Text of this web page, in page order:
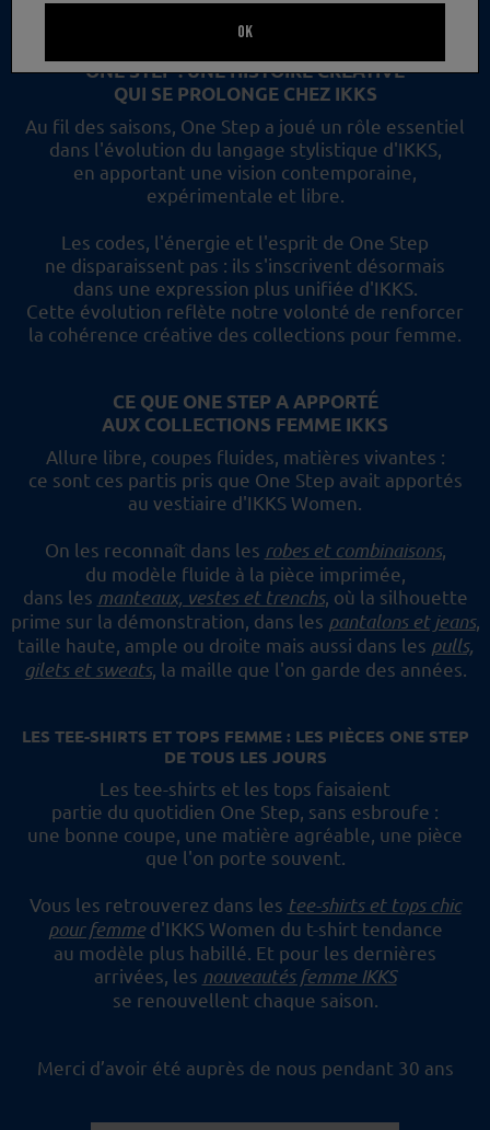
ONE STEP : UNE HISTOIRE CRÉATIVE
QUI SE PROLONGE CHEZ IKKS
Au fil des saisons, One Step a joué un rôle essentiel
dans l'évolution du langage stylistique d'IKKS,
en apportant une vision contemporaine,
expérimentale et libre.
Les codes, l'énergie et l'esprit de One Step
ne disparaissent pas : ils s'inscrivent désormais
dans une expression plus unifiée d'IKKS.
Cette évolution reflète notre volonté de renforcer
la cohérence créative des collections pour femme.
CE QUE ONE STEP A APPORTÉ
AUX COLLECTIONS FEMME IKKS
Allure libre, coupes fluides, matières vivantes :
ce sont ces partis pris que One Step avait apportés
au vestiaire d'IKKS Women.
On les reconnaît dans les robes et combinaisons,
du modèle fluide à la pièce imprimée,
dans les manteaux, vestes et trenchs, où la silhouette
prime sur la démonstration, dans les pantalons et jeans,
taille haute, ample ou droite mais aussi dans les pulls,
gilets et sweats, la maille que l'on garde des années.
LES TEE-SHIRTS ET TOPS FEMME : LES PIÈCES ONE STEP
DE TOUS LES JOURS
Les tee-shirts et les tops faisaient
partie du quotidien One Step, sans esbroufe :
une bonne coupe, une matière agréable, une pièce
que l'on porte souvent.
Vous les retrouverez dans les tee-shirts et tops chic
pour femmed'IKKS Women du t-shirt tendance
au modèle plus habillé. Et pour les dernières
arrivées, les nouveautés femme IKKS
se renouvellent chaque saison.
Merci d’avoir été auprès de nous pendant 30 ans
OK